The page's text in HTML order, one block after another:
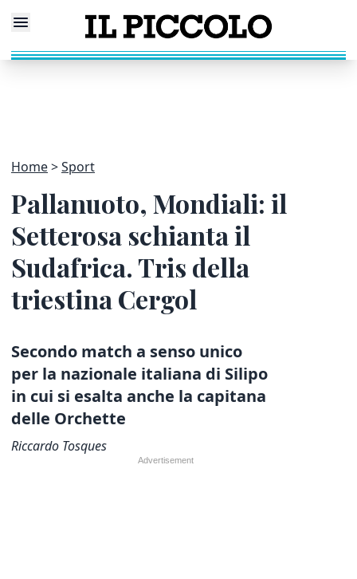
Home Sport
Pallanuoto, Mondiali: il
Setterosa schianta il
Sudafrica. Tris della
triestina Cergol
Secondo match a senso unico
per la nazionale italiana di Silipo
in cui si esalta anche la capitana
delle Orchette
Riccardo Tosques